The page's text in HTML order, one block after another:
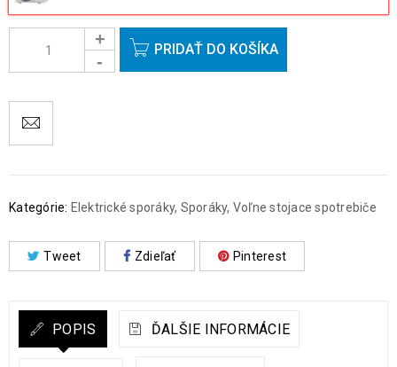
PRIDAŤ DO KOŠÍKA
Kategórie: Elektrické sporáky, Sporáky, Voľne stojace spotrebiče
Tweet Zdieľať Pinterest
POPIS ĎALŠIE INFORMÁCIE